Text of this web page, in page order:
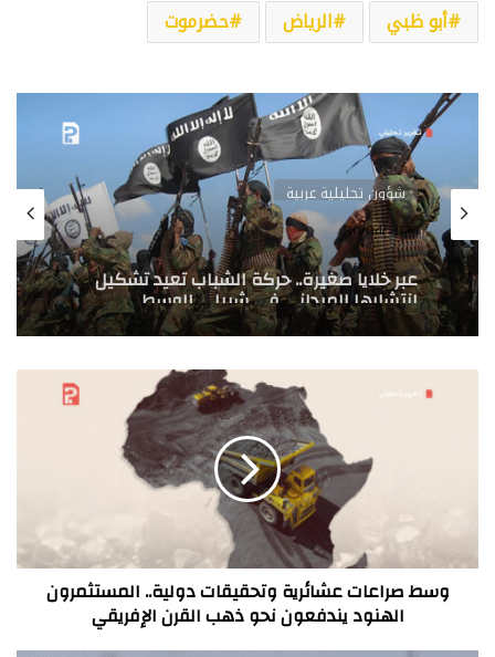
أبو ظبي الرياض حضرموت
شؤون تحليلية عربية
30/04/2026
عبر خلايا صغيرة.. حركة الشباب تعيد تشكيل
انتشارها الميداني في شبيلي الوسطى
وهيران
وسط
نحو
وسط صراعات عشائرية وتحقيقات دولية.. المستثمرون
الهنود يندفعون نحو ذهب القرن الإفريقي